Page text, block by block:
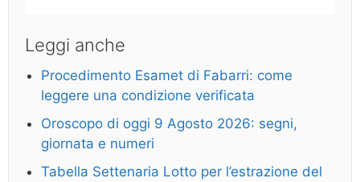
Leggi anche
Procedimento Esamet di Fabarri: come
leggere una condizione verificata
Oroscopo di oggi 9 Agosto 2026: segni,
giornata e numeri
Tabella Settenaria Lotto per l’estrazione del